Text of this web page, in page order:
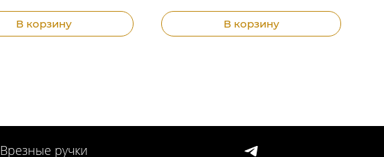
В корзину В корзину
Врезные ручки